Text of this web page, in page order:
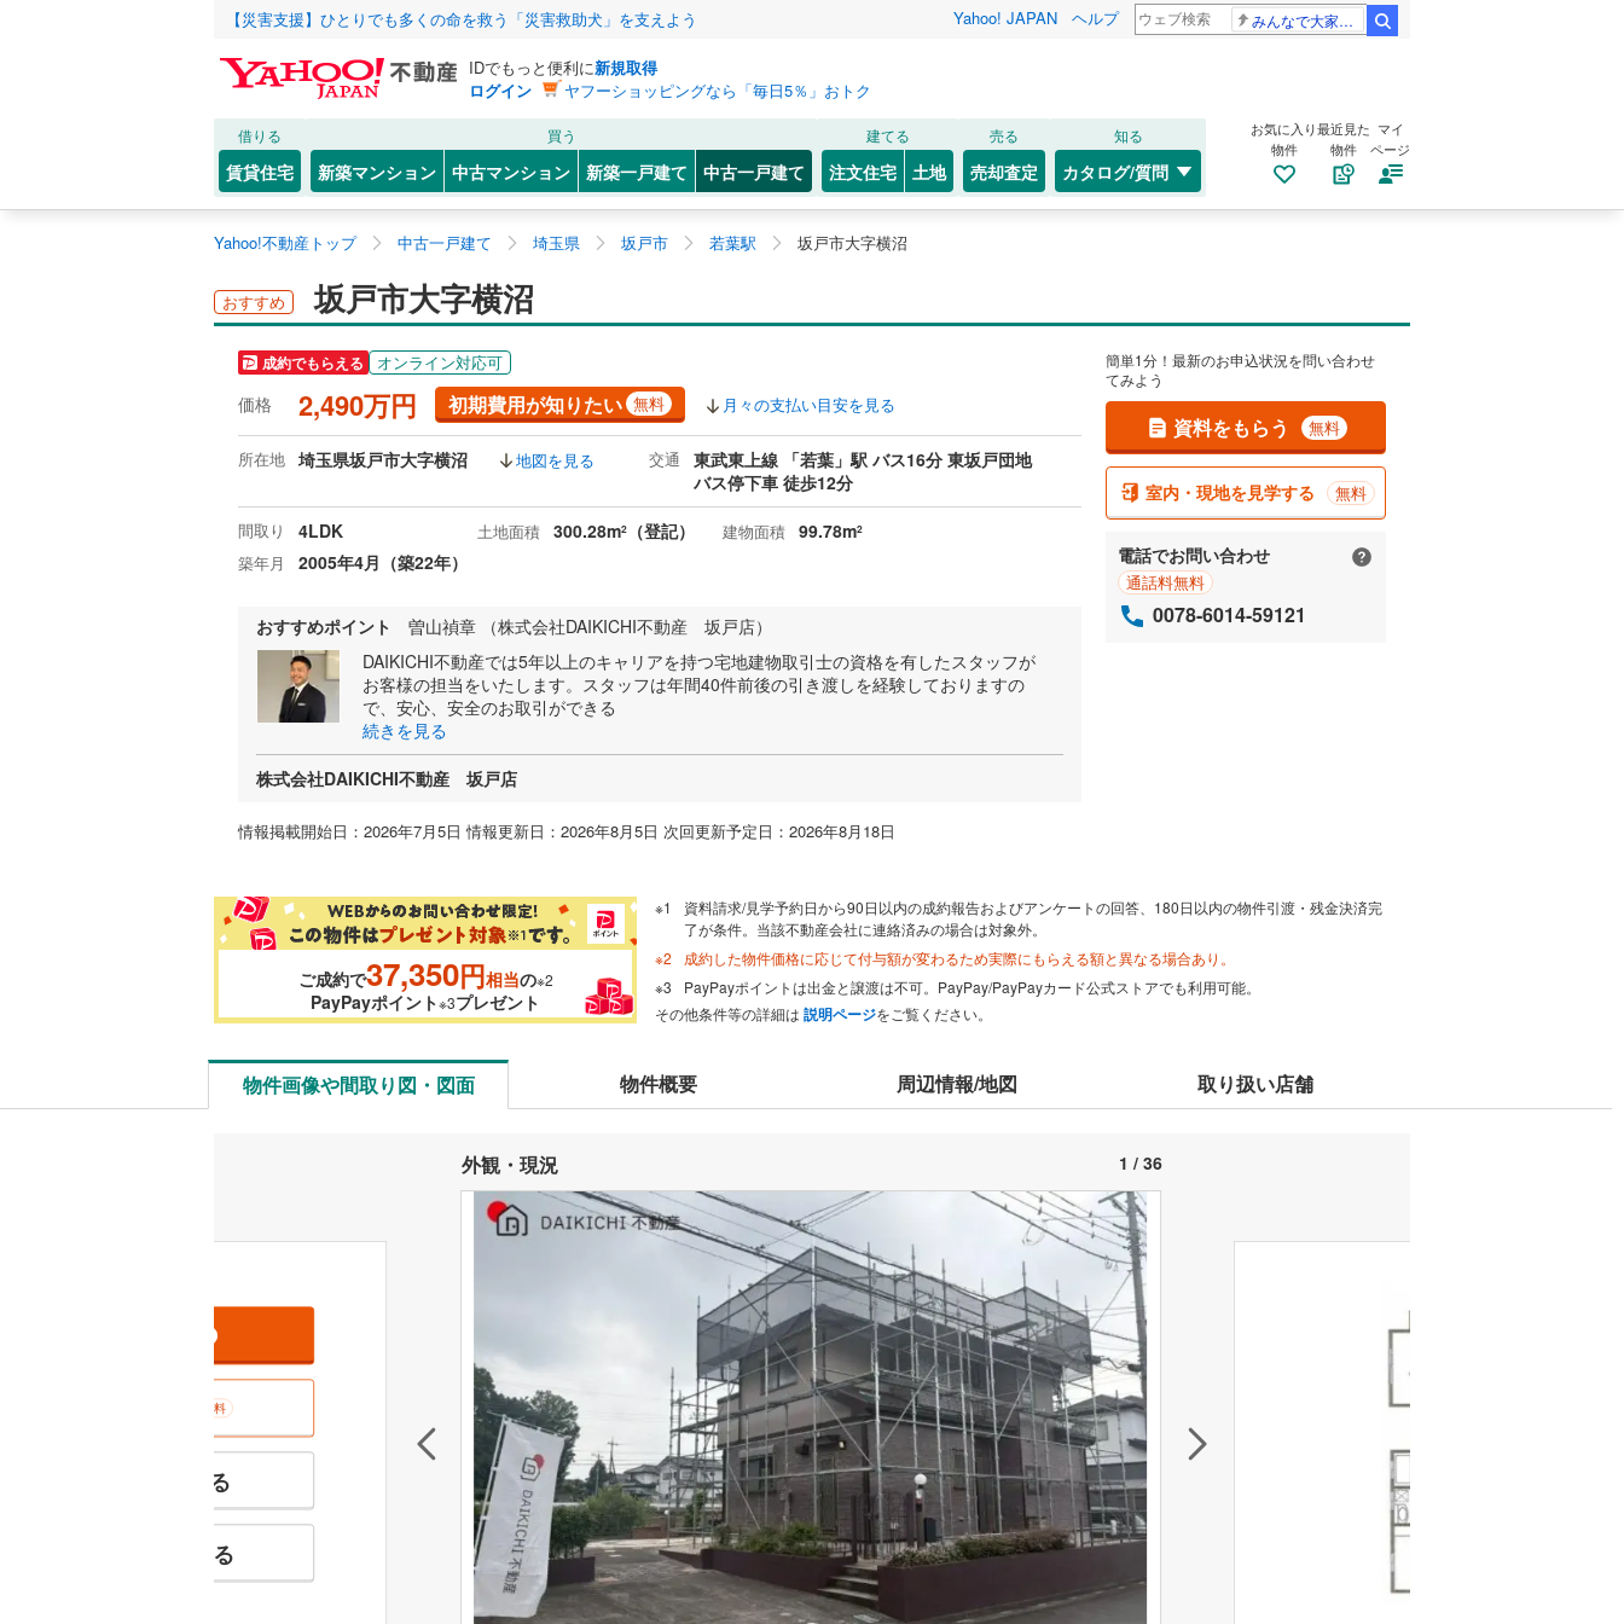
【災害支援】ひとりでも多くの命を救う「災害救助犬」を支えよう Yahoo! JAPAN ヘルプ みんなで大家さん 2881億円
IDでもっと便利に新規取得
ログイン
ヤフーショッピングなら「毎日5％」おトク
借りる
賃貸住宅
買う
新築マンション 中古マンション 新築一戸建て 中古一戸建て
建てる
注文住宅 土地
売る
売却査定
知る
カタログ/質問
お気に入り
物件
最近見た
物件
マイ
ページ
Yahoo!不動産トップ 中古一戸建て 埼玉県 坂戸市 若葉駅 坂戸市大字横沼
おすすめ 坂戸市大字横沼
成約でもらえる オンライン対応可
価格 2,490万円 初期費用が知りたい 無料 月々の支払い目安を見る
所在地 埼玉県坂戸市大字横沼 地図を見る 交通
東武東上線 「若葉」駅 バス16分 東坂戸団地
バス停下車 徒歩12分
間取り 4LDK 土地面積 300.28m2 （登記） 建物面積 99.78m2
築年月 2005年4月（築22年）
おすすめポイント
曽山禎章 （株式会社DAIKICHI不動産 坂戸店）
DAIKICHI不動産では5年以上のキャリアを持つ宅地建物取引士の資格を有したスタッフが
お客様の担当をいたします。スタッフは年間40件前後の引き渡しを経験しておりますの
で、安心、安全のお取引ができる
続きを見る
株式会社DAIKICHI不動産 坂戸店
情報掲載開始日：2026年7月5日 情報更新日：2026年8月5日 次回更新予定日：2026年8月18日
簡単1分！最新のお申込状況を問い合わせ
てみよう
資料をもらう 無料
室内・現地を見学する 無料
電話でお問い合わせ
通話料無料
0078-6014-59121
ご成約で37,350円相当の※2
PayPayポイント※3プレゼント
資料請求/見学予約日から90日以内の成約報告およびアンケートの回答、180日以内の物件引渡・残金決済完
了が条件。当該不動産会社に連絡済みの場合は対象外。
成約した物件価格に応じて付与額が変わるため実際にもらえる額と異なる場合あり。
PayPayポイントは出金と譲渡は不可。PayPay/PayPayカード公式ストアでも利用可能。
その他条件等の詳細は 説明ページをご覧ください。
物件画像や間取り図・図面 物件概要 周辺情報/地図 取り扱い店舗
外観・現況 1 / 36
無料
特徴の似た物件を見る
お気に入りに追加する